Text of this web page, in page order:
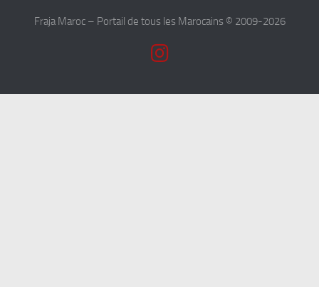
Fraja Maroc – Portail de tous les Marocains © 2009-2026